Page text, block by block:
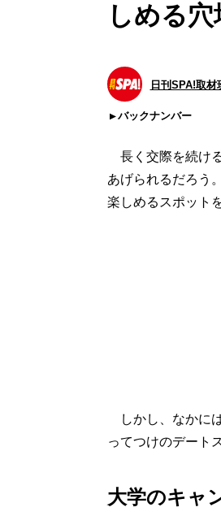
しめる
日刊SPA!取材
バックナンバー
長く交際を続け
あげられるだろう
楽しめるスポット
しかし、なかに
ってつけのデート
大学のキャ